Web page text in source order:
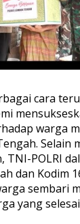
cara
warga
Selain
TNI-POLRI
dan Kodim
sembari
yang